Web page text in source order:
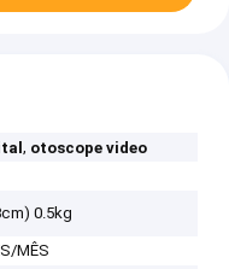
, otoscope video
0.5kg
MÊS